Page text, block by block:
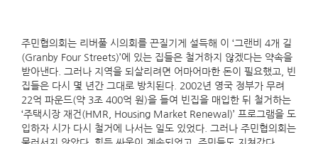
주민협의회는 리버풀 시의회를 끈질기게 설득해 이 ‘그랜비 4개 길
(Granby Four Streets)’에 있는 집들은 철거하지 않겠다는 약속을
받아낸다. 그러나 지역을 되살리려면 어마어마한 돈이 필요했고, 빈
집들은 다시 몇 년간 그대로 방치된다. 2002년 영국 정부가 무려
22억 파운드(약 3조 400억 원)을 들여 빈집을 매입한 뒤 철거하는
‘주택시장 재건(HMR, Housing Market Renewal)’ 프로그램을 도
입하자 시가 다시 철거에 나서는 일도 있었다. 그러나 주민협의회는